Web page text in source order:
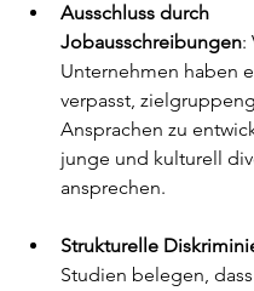
Ausschluss durch
Jobausschreibungen:
Unternehmen haben
verpasst,
Ansprachen zu
junge und kulturell
ansprechen.
Strukturelle
Studien belegen,